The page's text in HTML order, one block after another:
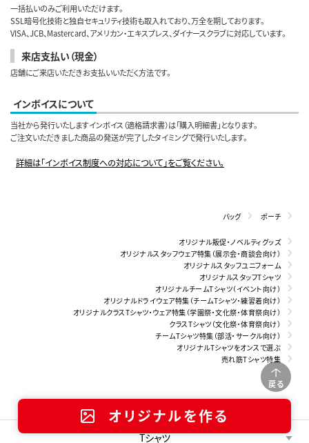
戻る
オリジナルを作る
一括払いのみご利用いただけます。
SSL暗号化技術と独自セキュリティ技術も取入れており、万全を期しております。
VISA、JCB、Mastercard、アメリカン・エキスプレス、ダイナースクラブに対応しています。
来店支払い（現金）
店舗にご来店いただきお支払いいただく方法です。
インボイスについて
当社から発行いたしますインボイス（適格請求書）は「購入明細書」となります。
ご注文いただきました商品の発送が完了したタイミングで発行いたします。
詳細は「インボイス制度への対応について」をご覧ください。
バッグ ポーチ
オリジナル販促・ノベルティグッズ
オリジナルスタッフウェア特集（展示会・商談会向け）
オリジナルスタッフユニフォーム
オリジナルスタッフTシャツ
オリジナルチームTシャツ（イベント向け）
オリジナルドライウェア特集（チームTシャツ・練習着向け）
オリジナルクラスTシャツ・ウェア特集（学園祭・文化祭・体育祭向け）
クラスTシャツ（文化祭・体育祭向け）
チームTシャツ特集（部活・サークル向け）
オリジナルTシャツをオンスで選ぶ
売れ筋Tシャツ特集
アイテムを選ぶ
Tシャツ